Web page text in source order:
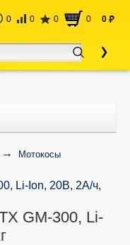
0 0 0 0 0 руб
Мотокосы
Li-Ion, 20В, 2А/ч,
GM-300, Li-